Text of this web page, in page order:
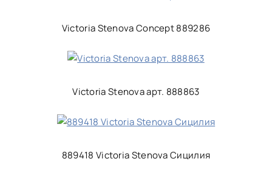
Victoria Stenova Concept 889286
Victoria Stenova арт. 888863
889418 Victoria Stenova Сицилия